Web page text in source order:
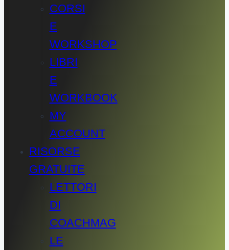
CORSI
E
WORKSHOP
LIBRI
E
WORKBOOK
MY
ACCOUNT
RISORSE
GRATUITE
LETTORI
DI
COACHMAG
LE